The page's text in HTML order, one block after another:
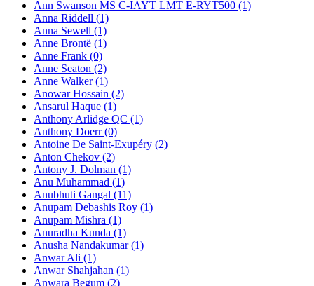
Ann Swanson MS C-IAYT LMT E-RYT500 (1)
Anna Riddell (1)
Anna Sewell (1)
Anne Brontë (1)
Anne Frank (0)
Anne Seaton (2)
Anne Walker (1)
Anowar Hossain (2)
Ansarul Haque (1)
Anthony Arlidge QC (1)
Anthony Doerr (0)
Antoine De Saint-Exupéry (2)
Anton Chekov (2)
Antony J. Dolman (1)
Anu Muhammad (1)
Anubhuti Gangal (11)
Anupam Debashis Roy (1)
Anupam Mishra (1)
Anuradha Kunda (1)
Anusha Nandakumar (1)
Anwar Ali (1)
Anwar Shahjahan (1)
Anwara Begum (2)